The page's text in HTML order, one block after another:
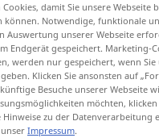
seducir,
reizen
damit Sie unsere
können. Notwendige, funktionale
Auswertung unserer Webseite
Endgerät gespeichert. Marketing-
werden nur gespeichert, wenn
Klicken Sie ansonsten auf
Besuche unserer Webseite
möchten,
Hinweise zu der Datenverarbeitung
Impressum.